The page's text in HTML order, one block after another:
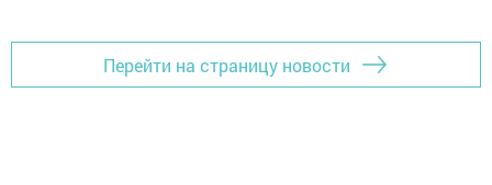
Перейти на страницу новости